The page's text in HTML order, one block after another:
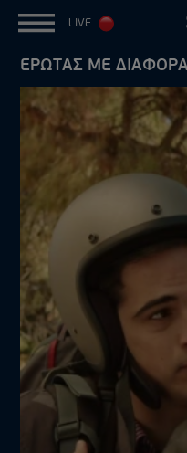
LIVE
ΕΡΩΤΑΣ ΜΕ ΔΙΑΦΟΡΑ-